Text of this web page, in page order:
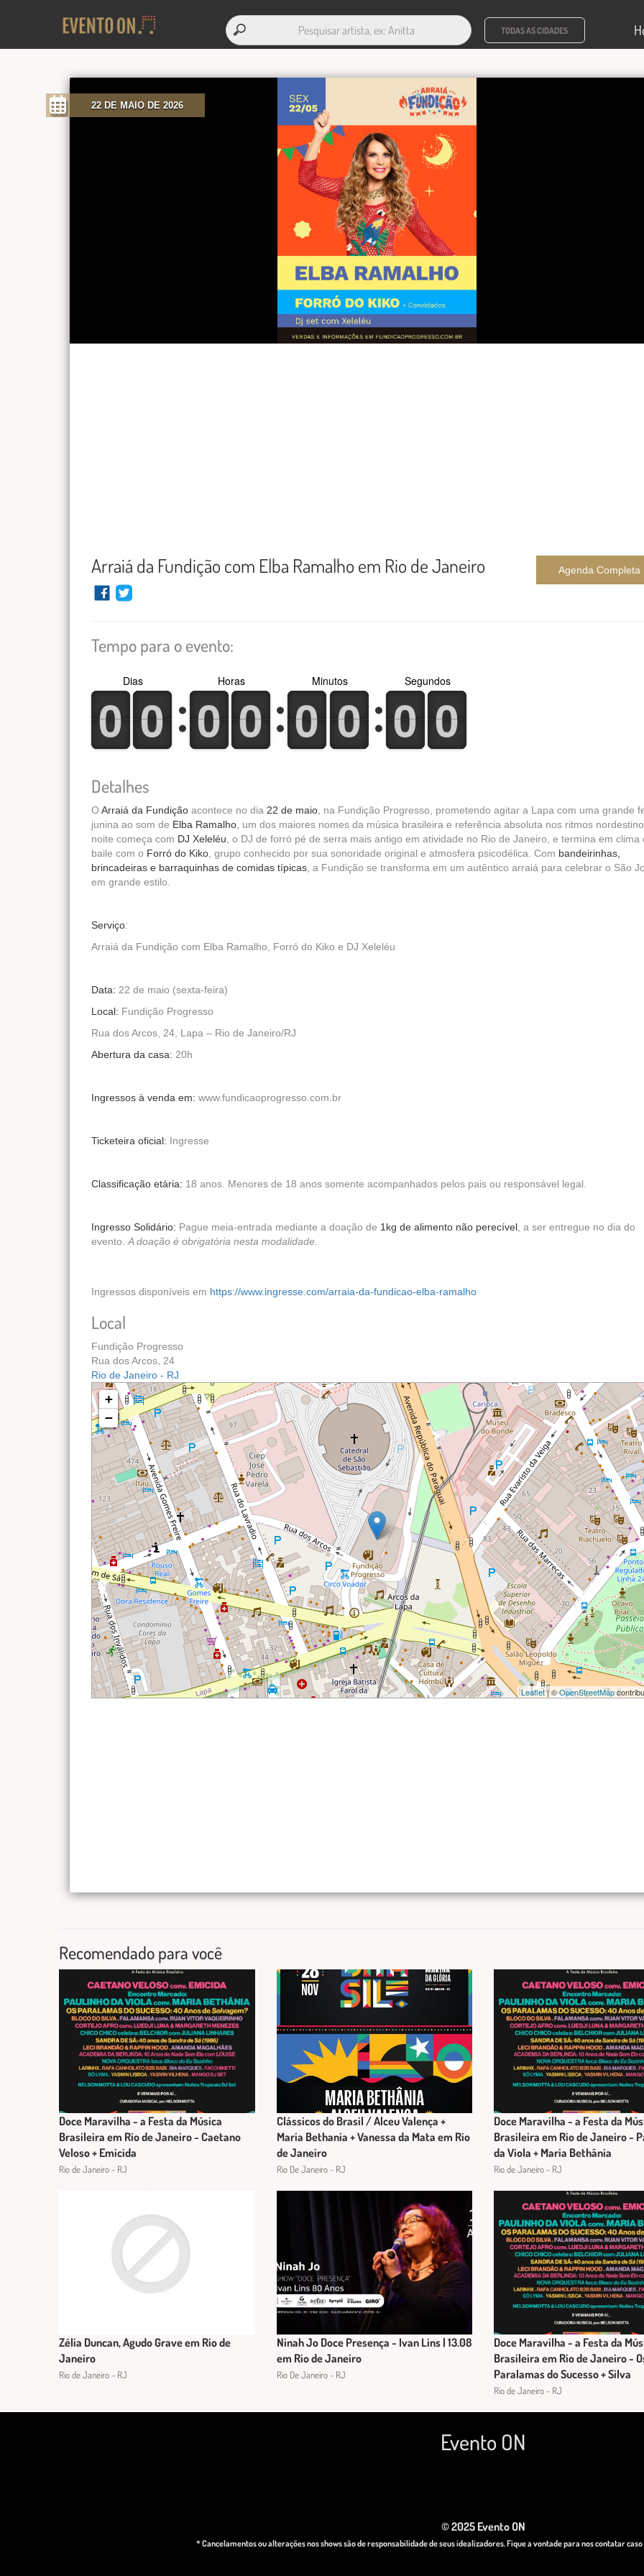
TODAS AS CIDADES
22 DE MAIO DE 2026
Arraiá da Fundição com Elba Ramalho em Rio de Janeiro Agenda Completa
Tempo para o evento:
0
0
1
1 0
0
1
1
Dias
0
0
1
1 0
0
1
1
Horas
0
0
1
1 0
0
1
1
Minutos
0
0
1
1 0
0
1
1
Segundos
Detalhes
OArraiá da Fundição acontece no dia 22 de maio , na Fundição Progresso, prometendo agitar a Lapa com uma grande
junina ao som de Elba Ramalho , um dos maiores nomes da música brasileira e referência absoluta nos ritmos
noite começa com DJ Xeleléu , o DJ de forró pé de serra mais antigo em atividade no Rio de Janeiro, e termina em clima
baile com o Forró do Kiko , grupo conhecido por sua sonoridade original e atmosfera psicodélica. Com bandeirinhas,
brincadeiras e barraquinhas de comidas típicas , a Fundição se transforma em um autêntico arraiá para celebrar o São
em grande estilo.
Serviço:
Arraiá da Fundição com Elba Ramalho, Forró do Kiko e DJ Xeleléu
Data: 22 de maio (sexta-feira)
Local: Fundição Progresso
Rua dos Arcos, 24, Lapa – Rio de Janeiro/RJ
Abertura da casa: 20h
Ingressos à venda em:www.fundicaoprogresso.com.br
Ticketeira oficial: Ingresse
Classificação etária: 18 anos. Menores de 18 anos somente acompanhados pelos pais ou responsável legal.
Ingresso Solidário: Pague meia-entrada mediante a doação de 1kg de alimento não perecível , a ser entregue no dia do
evento.A doação é obrigatória nesta modalidade.
Ingressos disponíveis em https://www.ingresse.com/arraia-da-fundicao-elba-ramalho
Local
Fundição Progresso
Rua dos Arcos, 24
Rio de Janeiro - RJ
+
−
Leaflet| ©OpenStreetMap
Recomendado para você
Doce Maravilha - a Festa da Música
Brasileira em Rio de Janeiro - Caetano
Veloso + Emicida
Rio de Janeiro - RJ
Clássicos do Brasil / Alceu Valença +
Maria Bethania + Vanessa da Mata em Rio
de Janeiro
Rio De Janeiro - RJ
Doce Maravilha - a Festa da
Brasileira em Rio de Janeiro -
da Viola + Maria Bethânia
Rio de Janeiro - RJ
Zélia Duncan, Agudo Grave em Rio de
Janeiro
Rio de Janeiro - RJ
Ninah Jo Doce Presença - Ivan Lins | 13.08
em Rio de Janeiro
Rio De Janeiro - RJ
Doce Maravilha - a Festa da
Brasileira em Rio de Janeiro -
Paralamas do Sucesso + Silva
Rio de Janeiro - RJ
Evento ON
© 2025 Evento ON
* Cancelamentos ou alterações nos shows são de responsabilidade de seus idealizadores. Fique a vontade para nos contatar